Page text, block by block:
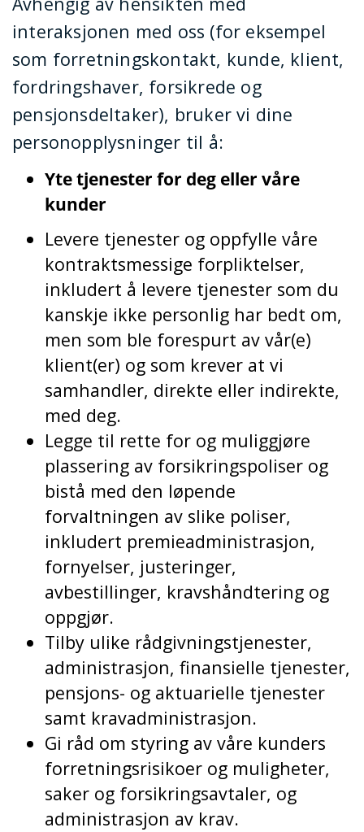
interaksjonen med oss (for eksempel
som forretningskontakt, kunde, klient,
fordringshaver, forsikrede og
pensjonsdeltaker), bruker vi dine
personopplysninger til å:
Yte tjenester for deg eller våre
kunder
Levere tjenester og oppfylle våre
kontraktsmessige forpliktelser,
inkludert å levere tjenester som du
kanskje ikke personlig har bedt om,
men som ble forespurt av vår(e)
klient(er) og som krever at vi
samhandler, direkte eller indirekte,
med deg.
Legge til rette for og muliggjøre
plassering av forsikringspoliser og
bistå med den løpende
forvaltningen av slike poliser,
inkludert premieadministrasjon,
fornyelser, justeringer,
avbestillinger, kravshåndtering og
oppgjør.
Tilby ulike rådgivningstjenester,
administrasjon, finansielle tjenester,
pensjons- og aktuarielle tjenester
samt kravadministrasjon.
Gi råd om styring av våre kunders
forretningsrisikoer og muligheter,
saker og forsikringsavtaler, og
administrasjon av krav.